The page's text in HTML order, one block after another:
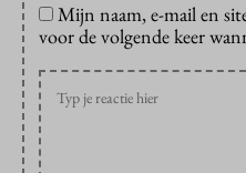
Mijn naam, e-mail en
voor de volgende keer